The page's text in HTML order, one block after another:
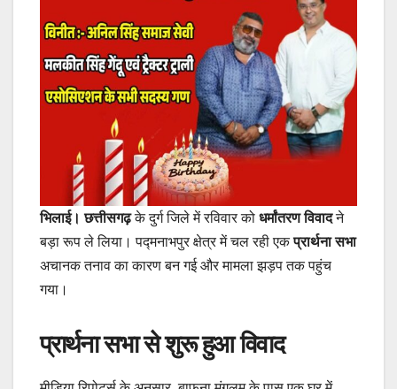
भिलाई। छत्तीसगढ़के दुर्ग जिले में रविवार को धर्मांतरण विवादने
बड़ा रूप ले लिया। पद्मनाभपुर क्षेत्र में चल रही एकप्रार्थना सभा
अचानक तनाव का कारण बन गई और मामला झड़प तक पहुंच
गया।
प्रार्थना सभा से शुरू हुआ विवाद